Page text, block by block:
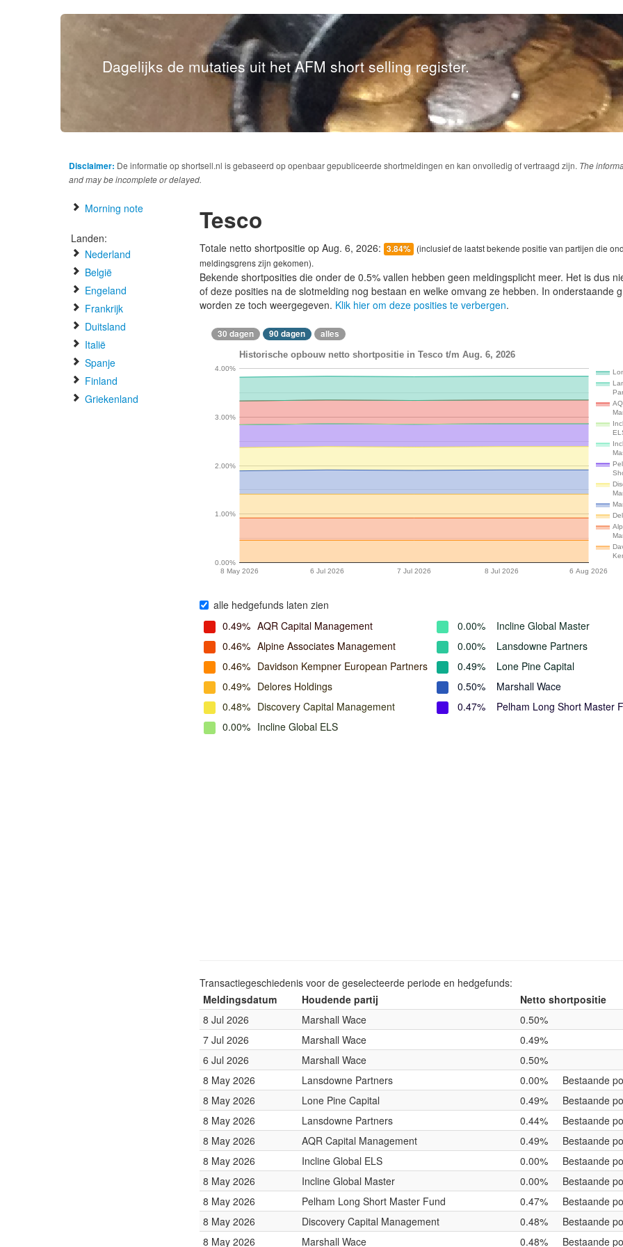
Dagelijks de mutaties uit het AFM short selling register.
Disclaimer: De informatie op shortsell.nl is gebaseerd op openbaar gepubliceerde shortmeldingen en kan onvolledig of vertraagd zijn. The
and may be incomplete or delayed.
Morning note
Landen:
Nederland
België
Engeland
Frankrijk
Duitsland
Italië
Spanje
Finland
Griekenland
Tesco
Totale netto shortpositie op Aug. 6, 2026: 3.84% (inclusief de laatst bekende positie van partijen die
meldingsgrens zijn gekomen).
Bekende shortposities die onder de 0.5% vallen hebben geen meldingsplicht meer. Het is dus
of deze posities na de slotmelding nog bestaan en welke omvang ze hebben. In onderstaande
worden ze toch weergegeven. Klik hier om deze posities te verbergen.
30 dagen 90 dagen alles
Historische opbouw netto shortpositie in Tesco t/m Aug. 6, 2026
8 May 2026
6 Jul 2026 7 Jul 2026 8 Jul 2026 6 Aug 2026
0.00%
1.00%
2.00%
3.00%
4.00%
alle hedgefunds laten zien
0.49% AQR Capital Management
0.46% Alpine Associates Management
0.46% Davidson Kempner European Partners
0.49% Delores Holdings
0.48% Discovery Capital Management
0.00% Incline Global ELS
0.00%
Incline Global Master
0.00%
Lansdowne Partners
0.49%
Lone Pine Capital
0.50%
Marshall Wace
0.47%
Pelham Long Short Master
Transactiegeschiedenis voor de geselecteerde periode en hedgefunds:
Meldingsdatum
Houdende partij
Netto shortpositie
8 Jul 2026
Marshall Wace
0.50%
7 Jul 2026
Marshall Wace
0.49%
6 Jul 2026
Marshall Wace
0.50%
8 May 2026
Lansdowne Partners 0.00%
Bestaande
8 May 2026
Lone Pine Capital 0.49%
Bestaande
8 May 2026
Lansdowne Partners 0.44%
Bestaande
8 May 2026
AQR Capital Management 0.49%
Bestaande
8 May 2026
Incline Global ELS 0.00%
Bestaande
8 May 2026
Incline Global Master 0.00%
Bestaande
8 May 2026
Pelham Long Short Master Fund 0.47%
Bestaande
8 May 2026
Discovery Capital Management 0.48%
Bestaande
8 May 2026
Marshall Wace 0.48% Bestaande